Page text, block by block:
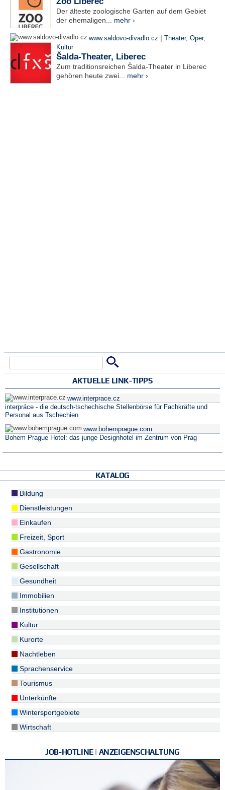
Der älteste zoologische Garten auf dem Gebiet
der ehemaligen... mehr ›
www.saldovo-divadlo.cz | Theater, Oper,
Kultur
Šalda-Theater, Liberec
Zum traditionsreichen Šalda-Theater in Liberec
gehören heute zwei... mehr ›
AKTUELLE LINK-TIPPS
www.interprace.cz
interpráce - die deutsch-tschechische Stellenbörse für Fachkräfte und
Personal aus Tschechien
www.bohemprague.com
Bohem Prague Hotel: das junge Designhotel im Zentrum von Prag
KATALOG
Bildung
Dienstleistungen
Einkaufen
Freizeit, Sport
Gastronomie
Gesellschaft
Gesundheit
Immobilien
Institutionen
Kultur
Kurorte
Nachtleben
Sprachenservice
Tourismus
Unterkünfte
Wintersportgebiete
Wirtschaft
JOB-HOTLINE | ANZEIGENSCHALTUNG